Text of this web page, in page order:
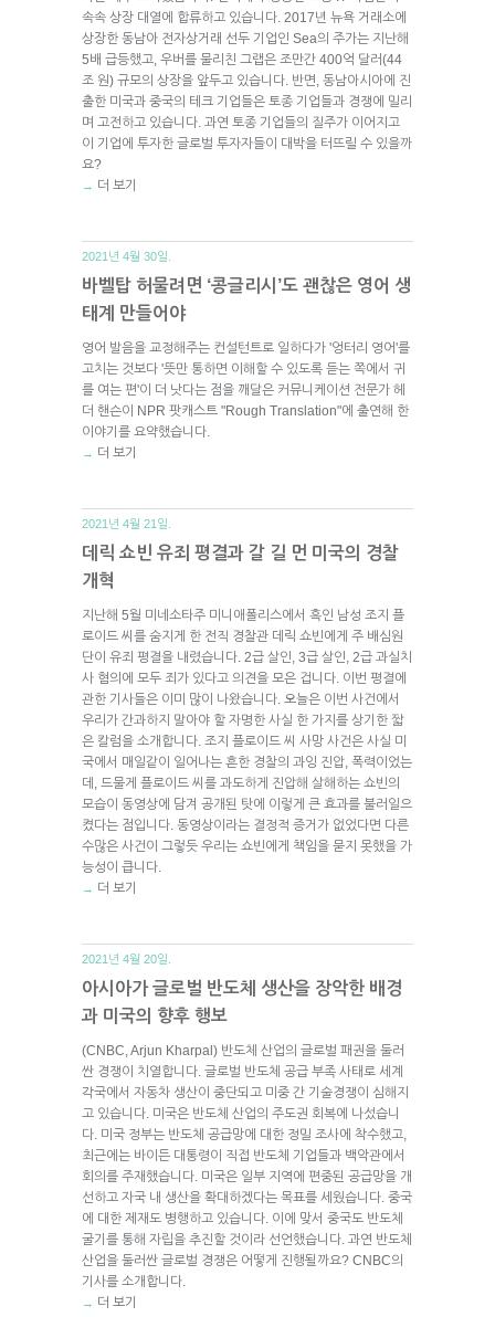
속속 상장 대열에 합류하고 있습니다. 2017년 뉴욕 거래소에
상장한 동남아 전자상거래 선두 기업인 Sea의 주가는 지난해
5배 급등했고, 우버를 물리친 그랩은 조만간 400억 달러(44
조 원) 규모의 상장을 앞두고 있습니다. 반면, 동남아시아에 진
출한 미국과 중국의 테크 기업들은 토종 기업들과 경쟁에 밀리
며 고전하고 있습니다. 과연 토종 기업들의 질주가 이어지고
이 기업에 투자한 글로벌 투자자들이 대박을 터뜨릴 수 있을까
요?
→ 더 보기
2021년 4월 30일.
바벨탑 허물려면 ‘콩글리시’도 괜찮은 영어 생
태계 만들어야
영어 발음을 교정해주는 컨설턴트로 일하다가 '엉터리 영어'를
고치는 것보다 '뜻만 통하면 이해할 수 있도록 듣는 쪽에서 귀
를 여는 편'이 더 낫다는 점을 깨달은 커뮤니케이션 전문가 헤
더 핸슨이 NPR 팟캐스트 "Rough Translation"에 출연해 한
이야기를 요약했습니다.
→ 더 보기
2021년 4월 21일.
데릭 쇼빈 유죄 평결과 갈 길 먼 미국의 경찰
개혁
지난해 5월 미네소타주 미니애폴리스에서 흑인 남성 조지 플
로이드 씨를 숨지게 한 전직 경찰관 데릭 쇼빈에게 주 배심원
단이 유죄 평결을 내렸습니다. 2급 살인, 3급 살인, 2급 과실치
사 혐의에 모두 죄가 있다고 의견을 모은 겁니다. 이번 평결에
관한 기사들은 이미 많이 나왔습니다. 오늘은 이번 사건에서
우리가 간과하지 말아야 할 자명한 사실 한 가지를 상기한 짧
은 칼럼을 소개합니다. 조지 플로이드 씨 사망 사건은 사실 미
국에서 매일같이 일어나는 흔한 경찰의 과잉 진압, 폭력이었는
데, 드물게 플로이드 씨를 과도하게 진압해 살해하는 쇼빈의
모습이 동영상에 담겨 공개된 탓에 이렇게 큰 효과를 불러일으
켰다는 점입니다. 동영상이라는 결정적 증거가 없었다면 다른
수많은 사건이 그렇듯 우리는 쇼빈에게 책임을 묻지 못했을 가
능성이 큽니다.
→ 더 보기
2021년 4월 20일.
아시아가 글로벌 반도체 생산을 장악한 배경
과 미국의 향후 행보
(CNBC, Arjun Kharpal) 반도체 산업의 글로벌 패권을 둘러
싼 경쟁이 치열합니다. 글로벌 반도체 공급 부족 사태로 세계
각국에서 자동차 생산이 중단되고 미중 간 기술경쟁이 심해지
고 있습니다. 미국은 반도체 산업의 주도권 회복에 나섰습니
다. 미국 정부는 반도체 공급망에 대한 정밀 조사에 착수했고,
최근에는 바이든 대통령이 직접 반도체 기업들과 백악관에서
회의를 주재했습니다. 미국은 일부 지역에 편중된 공급망을 개
선하고 자국 내 생산을 확대하겠다는 목표를 세웠습니다. 중국
에 대한 제재도 병행하고 있습니다. 이에 맞서 중국도 반도체
굴기를 통해 자립을 추진할 것이라 선언했습니다. 과연 반도체
산업을 둘러싼 글로벌 경쟁은 어떻게 진행될까요? CNBC의
기사를 소개합니다.
→ 더 보기